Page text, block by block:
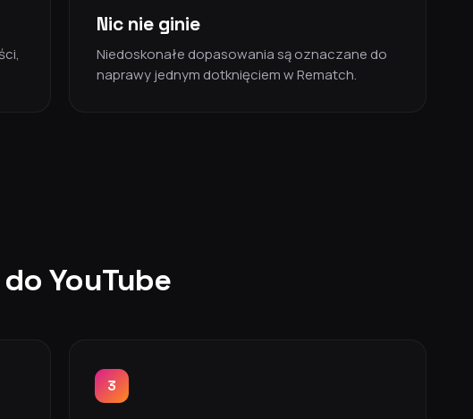
Nic nie ginie
Niedoskonałe dopasowania są oznaczane do
naprawy jednym dotknięciem w Rematch.
YouTube
3